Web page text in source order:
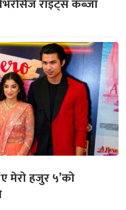
राइट्स कब्जा
मेरो हजुर ५’को